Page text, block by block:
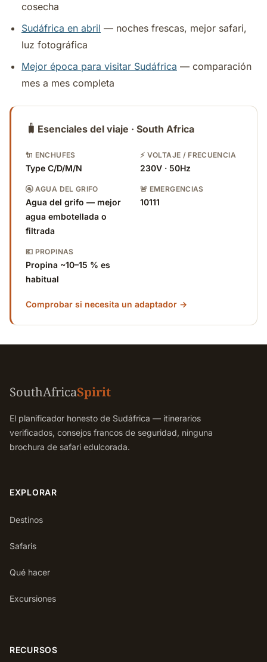
cosecha
Sudáfrica en abril — noches frescas, mejor safari,
luz fotográfica
Mejor época para visitar Sudáfrica — comparación
mes a mes completa
🧳 Esenciales del viaje · South Africa
🔌 ENCHUFES
Type C/D/M/N
⚡ VOLTAJE / FRECUENCIA
230V · 50Hz
🚰 AGUA DEL GRIFO
Agua del grifo — mejor
agua embotellada o
filtrada
🚨 EMERGENCIAS
10111
💶 PROPINAS
Propina ~10–15 % es
habitual
Comprobar si necesita un adaptador →
SouthAfricaSpirit
El planificador honesto de Sudáfrica — itinerarios
verificados, consejos francos de seguridad, ninguna
brochura de safari edulcorada.
EXPLORAR
Destinos
Safaris
Qué hacer
Excursiones
RECURSOS